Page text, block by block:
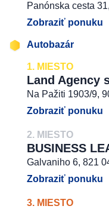
Panónska cesta
Zobraziť ponuku
Autobazár
1. MIESTO
Land Agency
Na Pažiti 1903/9,
Zobraziť ponuku
2. MIESTO
BUSINESS
Galvaniho 6, 821
Zobraziť ponuku
3. MIESTO